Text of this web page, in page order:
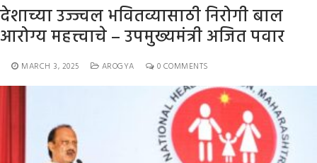
देशाच्या उज्ज्वल भवितव्यासाठी निरोगी बाल
आरोग्य महत्त्वाचे – उपमुख्यमंत्री अजित पवार
MARCH 3, 2025 AROGYA 0 COMMENTS